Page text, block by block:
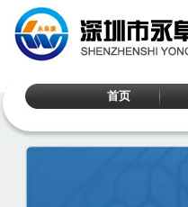
首页